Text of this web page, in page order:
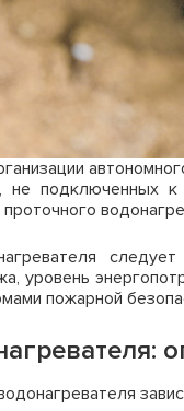
не подключенных
уровень
пожарной